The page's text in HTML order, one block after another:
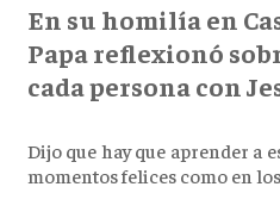
En su homilía en
Papa reflexionó
cada persona con
Dijo que hay que aprender a
momentos felices como en